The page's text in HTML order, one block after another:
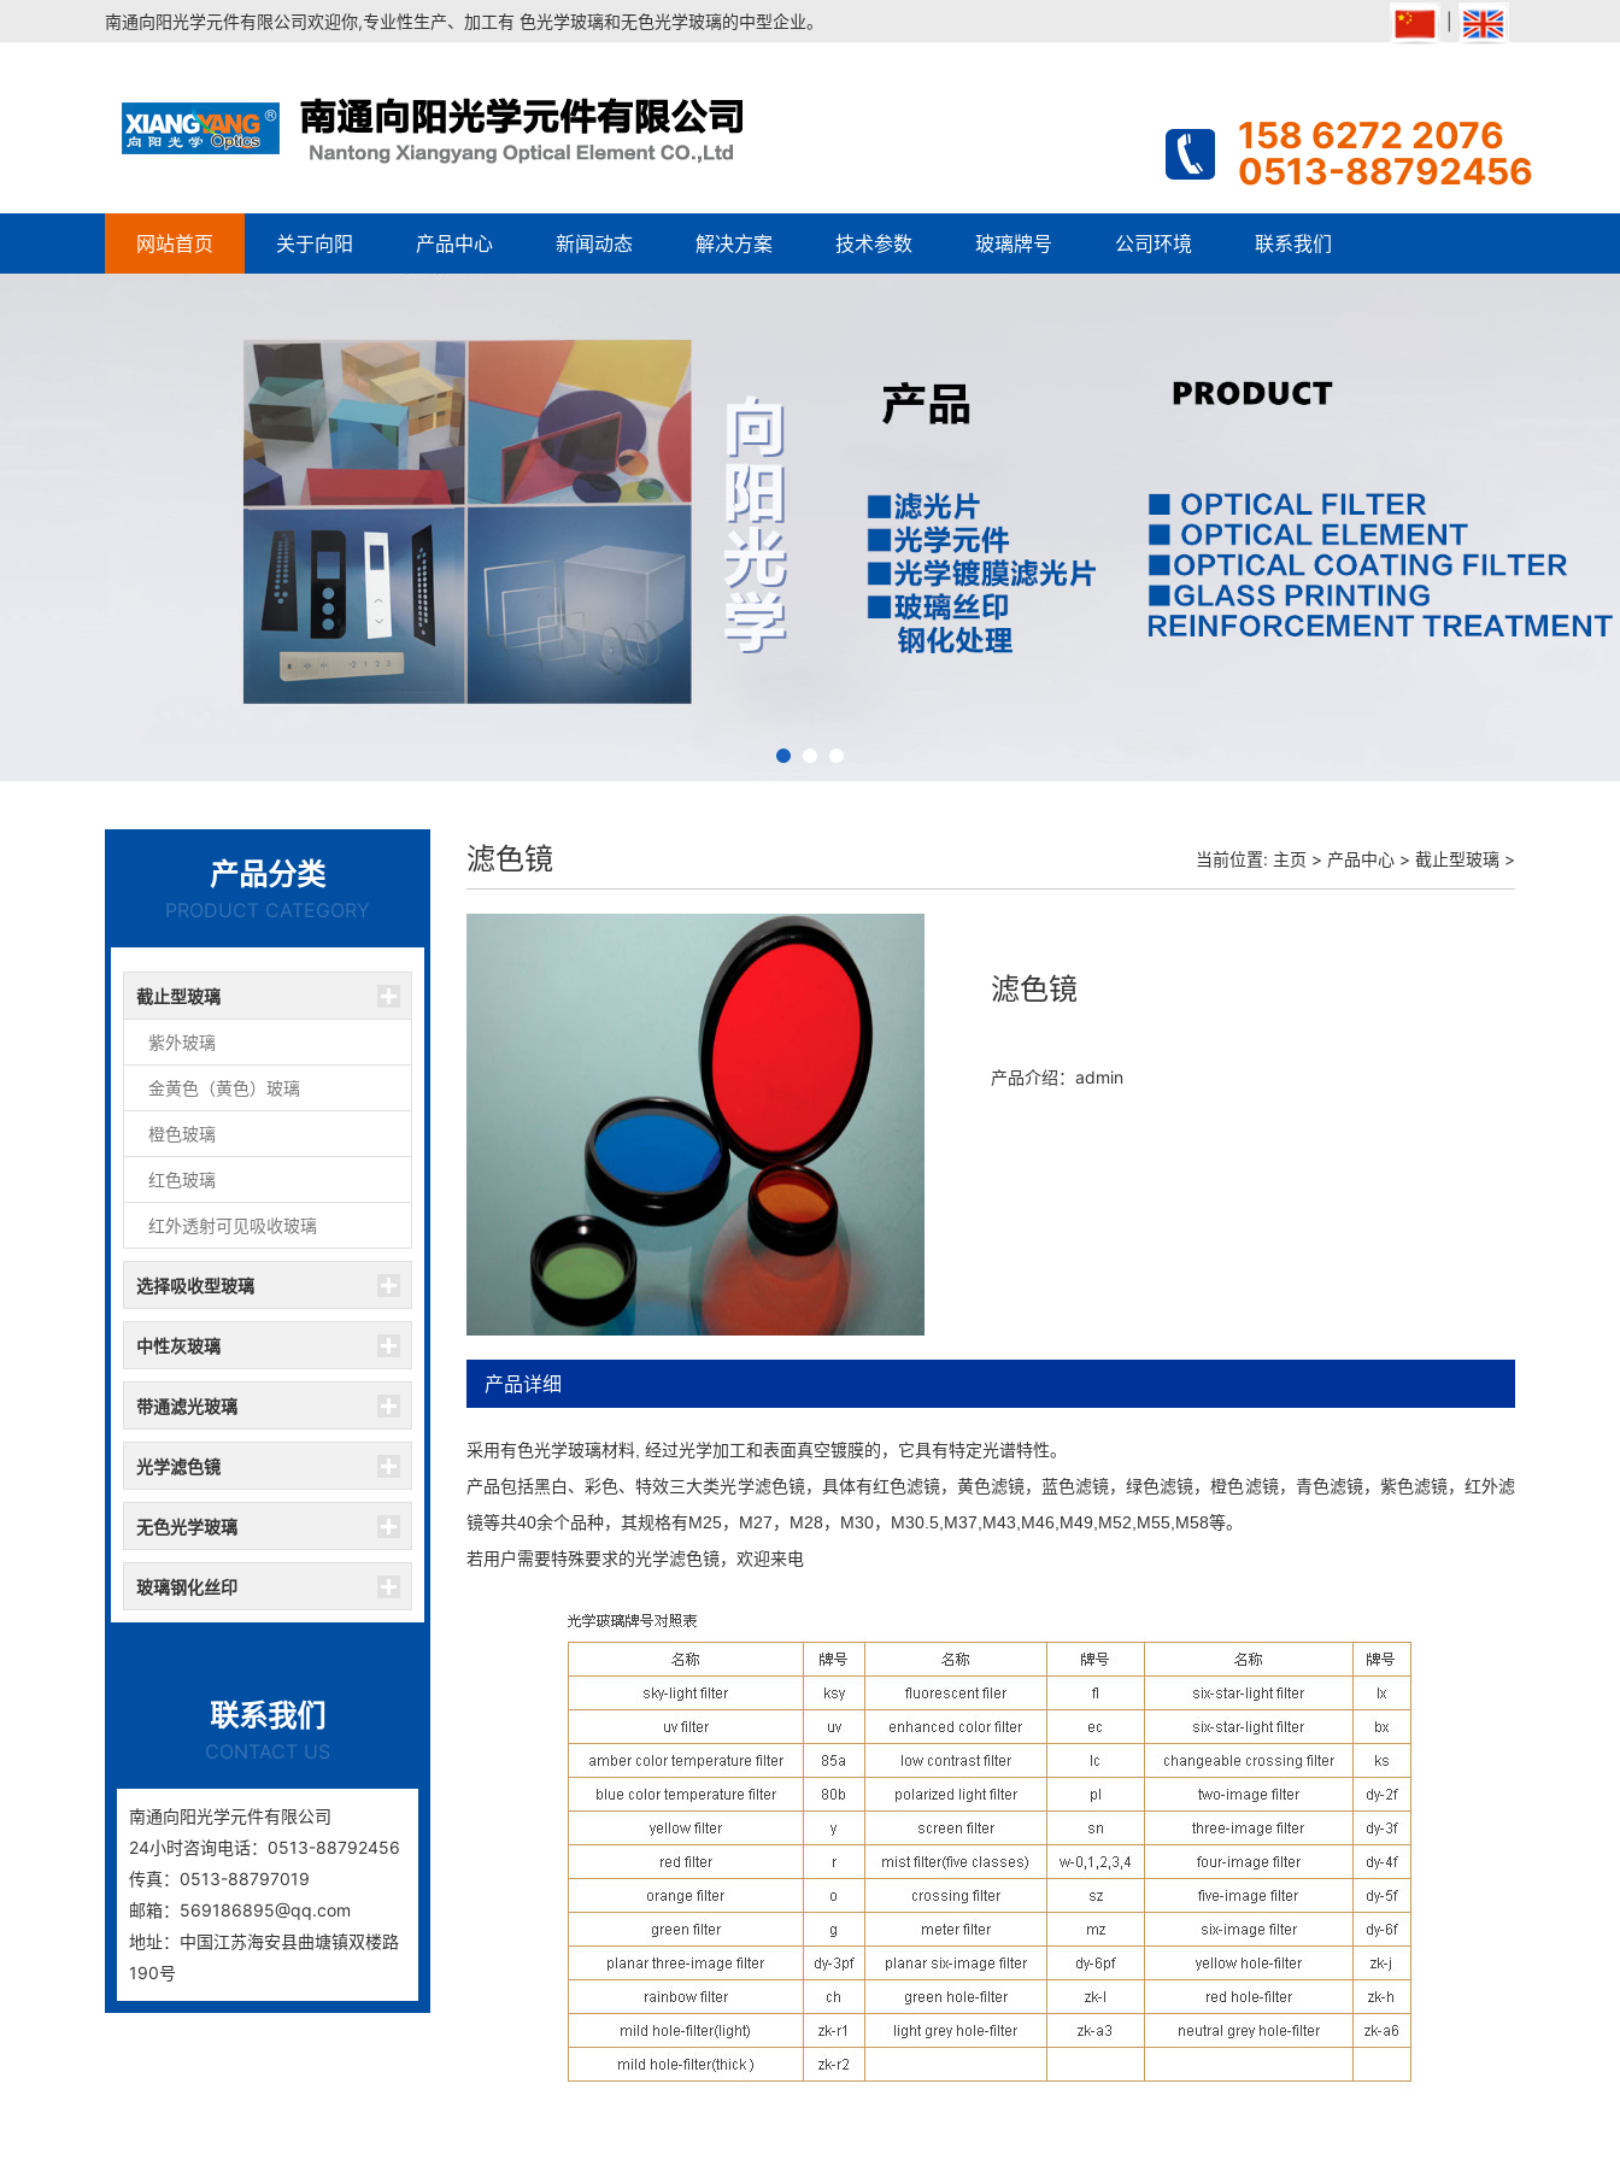
南通向阳光学元件有限公司欢迎你,专业性生产、加工有 色光学玻璃和无色光学玻璃的中型企业。
158 6272 2076
0513-88792456
网站首页 关于向阳 产品中心 新闻动态 解决方案 技术参数 玻璃牌号 公司环境 联系我们
产品分类
PRODUCT CATEGORY
截止型玻璃
紫外玻璃
金黄色（黄色）玻璃
橙色玻璃
红色玻璃
红外透射可见吸收玻璃
选择吸收型玻璃
中性灰玻璃
带通滤光玻璃
光学滤色镜
无色光学玻璃
玻璃钢化丝印
联系我们
CONTACT US
南通向阳光学元件有限公司
24小时咨询电话：0513-88792456
传真：0513-88797019
邮箱：569186895@qq.com
地址：中国江苏海安县曲塘镇双楼路
190号
滤色镜 当前位置: 主页 > 产品中心 > 截止型玻璃 >
滤色镜
产品介绍：admin
产品详细
采用有色光学玻璃材料, 经过光学加工和表面真空镀膜的，它具有特定光谱特性。
产品包括黑白、彩色、特效三大类光学滤色镜，具体有红色滤镜，黄色滤镜，蓝色滤镜，绿色滤镜，橙色滤镜，青色滤镜，紫色滤镜，红外滤
镜等共40余个品种，其规格有M25，M27，M28，M30，M30.5,M37,M43,M46,M49,M52,M55,M58等。
若用户需要特殊要求的光学滤色镜，欢迎来电